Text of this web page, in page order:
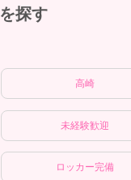
探す
高崎
未経験歓迎
ロッカー完備